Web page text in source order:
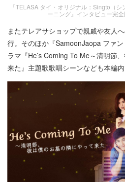
「TELASA タイ・オリジナル：Singto（
ーニング』インタビュー完
またテレアサショップで親戚や友人
行。そのほか『SamoonJaopa ファ
ラマ『He’s Coming To Me～清明節
来た』主題歌歌唱シーンなども本編内